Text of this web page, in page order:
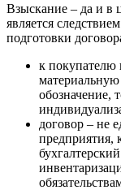
Взыскание – да и в
является
подготовки
к покупателю
обозначение,
договор – не
предприятия,